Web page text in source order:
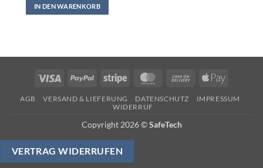
IN DEN WARENKORB
Visa PayPal Stripe MasterCardCash
Delivery
Apple
AGB VERSAND & LIEFERUNG DATENSCHUTZ
IMPRESSUM
WIDERRUF
Copyright 2026 ©SafeTech
VERTRAG WIDERRUFEN